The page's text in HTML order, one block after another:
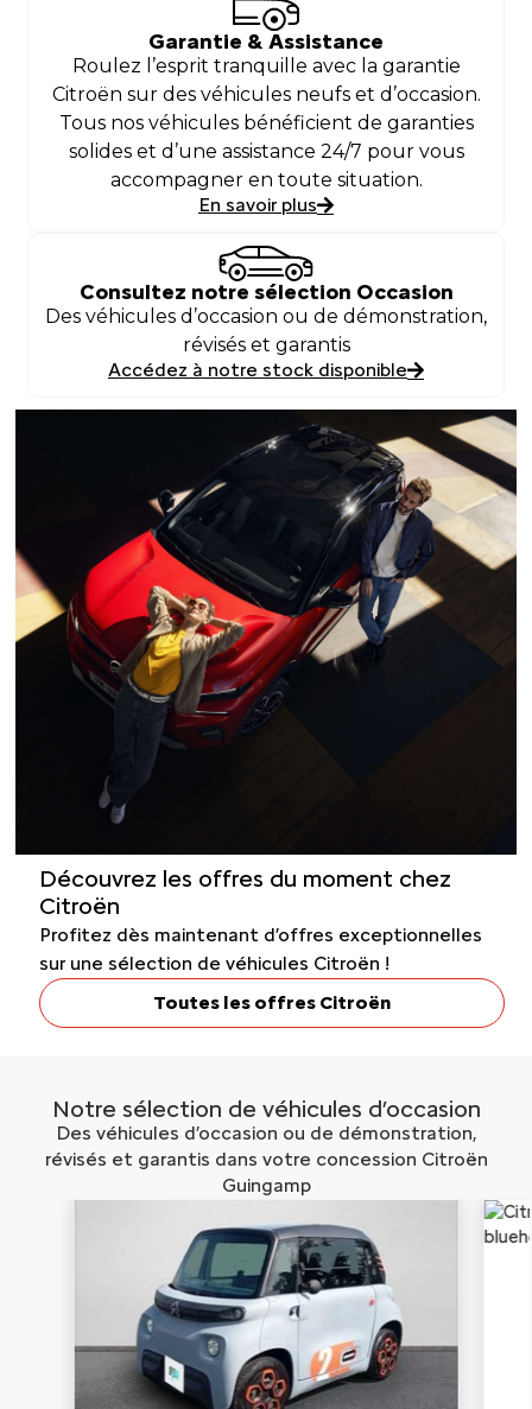
Garantie & Assistance
Roulez l’esprit tranquille avec la garantie
Citroën sur des véhicules neufs et d’occasion.
Tous nos véhicules bénéficient de garanties
solides et d’une assistance 24/7 pour vous
accompagner en toute situation.
En savoir plus
Consultez notre sélection Occasion
Des véhicules d’occasion ou de démonstration,
révisés et garantis
Accédez à notre stock disponible
Découvrez les offres du moment chez
Citroën
Profitez dès maintenant d’offres exceptionnelles
sur une sélection de véhicules Citroën !
Toutes les offres Citroën
Notre sélection de véhicules d’occasion
Des véhicules d’occasion ou de démonstration,
révisés et garantis dans votre concession Citroën
Guingamp